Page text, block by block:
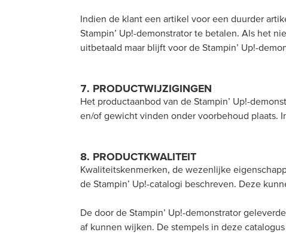
Indien de klant een artikel voor een duurder
Stampin’ Up!-demonstrator te betalen. Als het
uitbetaald maar blijft voor de Stampin’ Up!-
7. PRODUCTWIJZIGINGEN
Het productaanbod van de Stampin’ Up!-
en/of gewicht vinden onder voorbehoud plaats.
8. PRODUCTKWALITEIT
Kwaliteitskenmerken, de wezenlijke
de Stampin’ Up!-catalogi beschreven. Deze
De door de Stampin’ Up!-demonstrator
af kunnen wijken. De stempels in deze